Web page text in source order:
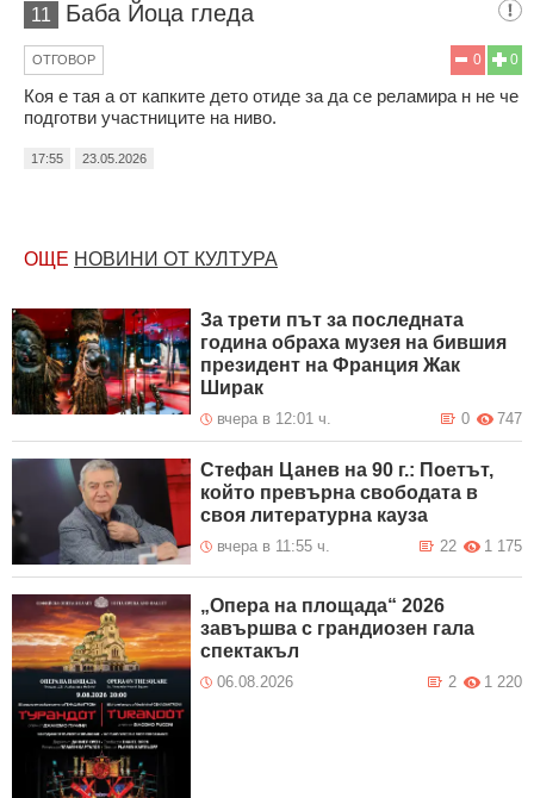
11 Баба Йоца гледа
0
0
ОТГОВОР
Коя е тая а от капките дето отиде за да се реламира н не че
подготви участниците на ниво.
17:55 23.05.2026
ОЩЕ НОВИНИ ОТ КУЛТУРА
За трети път за последната
година обраха музея на бившия
президент на Франция Жак
Ширак
вчера в 12:01 ч. 747
0
Стефан Цанев на 90 г.: Поетът,
който превърна свободата в
своя литературна кауза
вчера в 11:55 ч. 1 175
22
„Опера на площада“ 2026
завършва с грандиозен гала
спектакъл
06.08.2026 1 220
2